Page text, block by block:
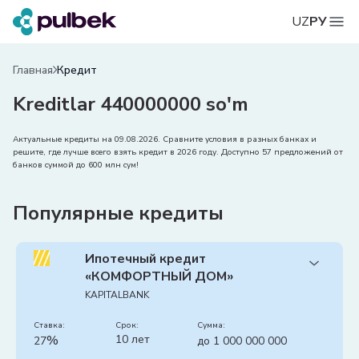
UZРУ
Главная Кредит
Kreditlar 440000000 so'm
Актуальные кредиты на 09.08.2026. Сравните условия в разных банках и
решите, где лучше всего взять кредит в 2026 году. Доступно 57 предложений от
банков суммой до 600 млн сум!
Популярные кредиты
Ипотечный кредит
«КОМФОРТНЫЙ ДОМ»
KAPITALBANK
Ставка:
27%
срок:
10 лет
сумма:
до 1 000 000 000